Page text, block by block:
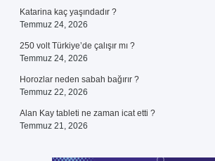
Katarina kaç yaşındadır ?
Temmuz 24, 2026
250 volt Türkiye’de çalışır mı ?
Temmuz 24, 2026
Horozlar neden sabah bağırır ?
Temmuz 22, 2026
Alan Kay tableti ne zaman icat etti ?
Temmuz 21, 2026